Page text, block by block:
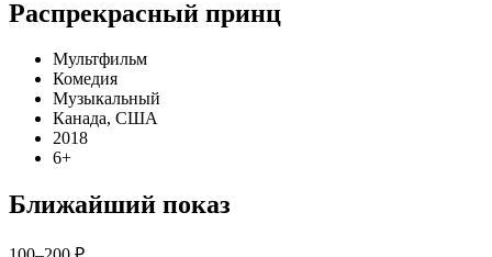
Распрекрасный принц
Мультфильм
Комедия
Музыкальный
Канада, США
2018
6+
Ближайший показ